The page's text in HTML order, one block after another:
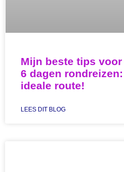
Mijn beste tips
6 dagen
ideale route!
LEES DIT BLOG